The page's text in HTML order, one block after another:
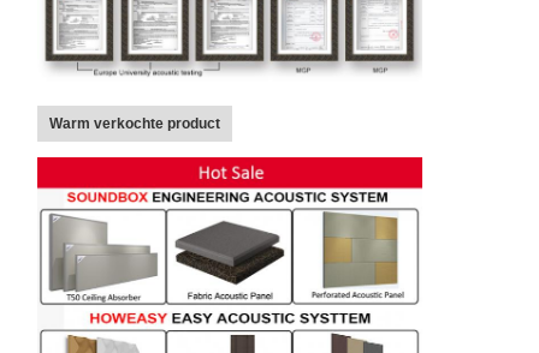
Warm verkochte product